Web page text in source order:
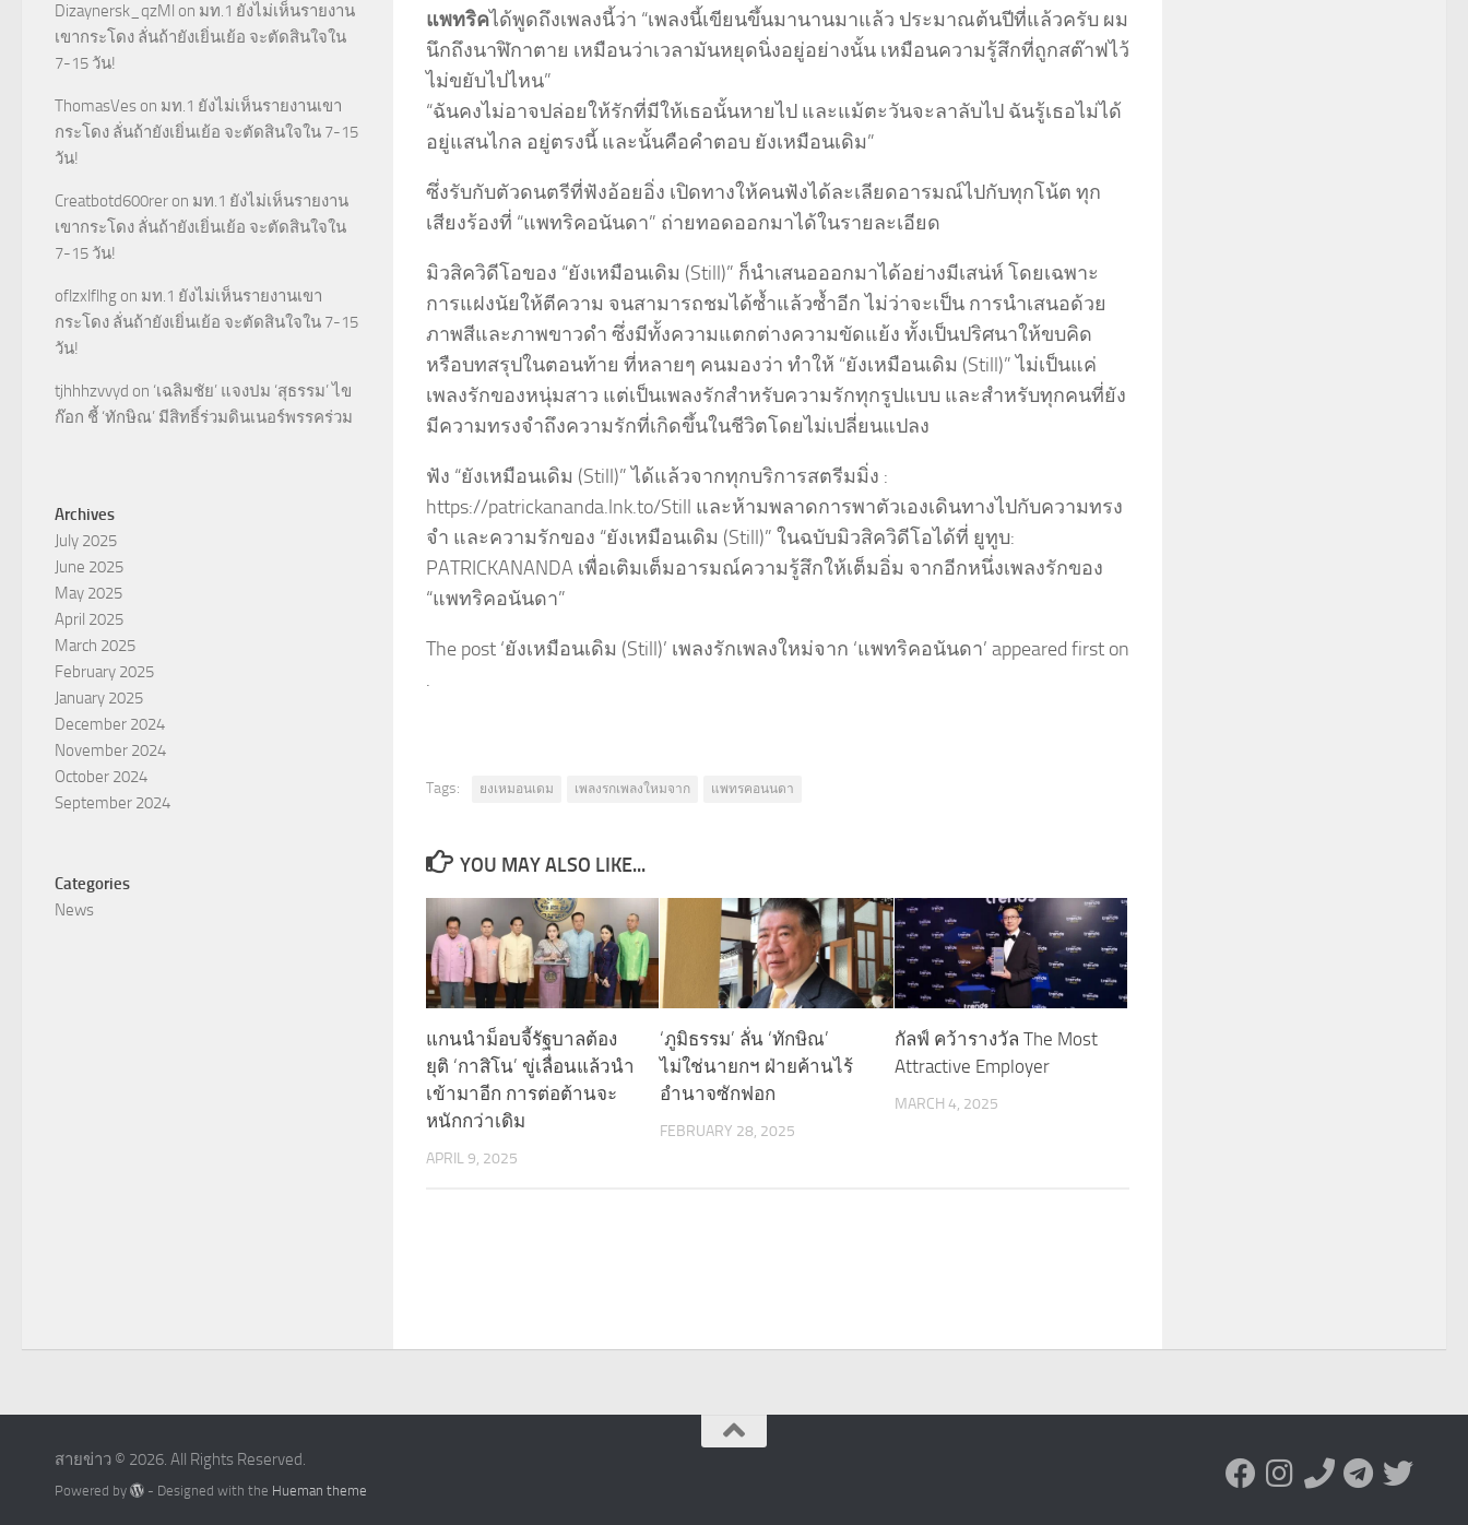
แพทริคได้พูดถึงเพลงนี้ว่า “เพลงนี้เขียนขึ้นมานานมาแล้ว ประมาณต้นปีที่แล้วครับ ผม
นึกถึงนาฬิกาตาย เหมือนว่าเวลามันหยุดนิ่งอยู่อย่างนั้น เหมือนความรู้สึกที่ถูกสต๊าฟไว้
ไม่ขยับไปไหน”
“ฉันคงไม่อาจปล่อยให้รักที่มีให้เธอนั้นหายไป และแม้ตะวันจะลาลับไป ฉันรู้เธอไม่ได้
อยู่แสนไกล อยู่ตรงนี้ และนั้นคือคำตอบ ยังเหมือนเดิม”
ซึ่งรับกับตัวดนตรีที่ฟังอ้อยอิ่ง เปิดทางให้คนฟังได้ละเลียดอารมณ์ไปกับทุกโน้ต ทุก
เสียงร้องที่ “แพทริคอนันดา” ถ่ายทอดออกมาได้ในรายละเอียด
มิวสิควิดีโอของ “ยังเหมือนเดิม (Still)” ก็นำเสนอออกมาได้อย่างมีเสน่ห์ โดยเฉพาะ
การแฝงนัยให้ตีความ จนสามารถชมได้ซ้ำแล้วซ้ำอีก ไม่ว่าจะเป็น การนำเสนอด้วย
ภาพสีและภาพขาวดำ ซึ่งมีทั้งความแตกต่างความขัดแย้ง ทั้งเป็นปริศนาให้ขบคิด
หรือบทสรุปในตอนท้าย ที่หลายๆ คนมองว่า ทำให้ “ยังเหมือนเดิม (Still)” ไม่เป็นแค่
เพลงรักของหนุ่มสาว แต่เป็นเพลงรักสำหรับความรักทุกรูปแบบ และสำหรับทุกคนที่ยัง
มีความทรงจำถึงความรักที่เกิดขึ้นในชีวิตโดยไม่เปลี่ยนแปลง
ฟัง “ยังเหมือนเดิม (Still)” ได้แล้วจากทุกบริการสตรีมมิ่ง :
https://patrickananda.lnk.to/Still และห้ามพลาดการพาตัวเองเดินทางไปกับความทรง
จำ และความรักของ “ยังเหมือนเดิม (Still)” ในฉบับมิวสิควิดีโอได้ที่ ยูทูบ:
PATRICKANANDA เพื่อเติมเต็มอารมณ์ความรู้สึกให้เต็มอิ่ม จากอีกหนึ่งเพลงรักของ
“แพทริคอนันดา”
The post ‘ยังเหมือนเดิม (Still)’ เพลงรักเพลงใหม่จาก ‘แพทริคอนันดา’ appeared first on
.
Tags: ยงเหมอนเดม เพลงรกเพลงใหมจาก แพทรคอนนดา
YOU MAY ALSO LIKE...
แกนนำม็อบจี้รัฐบาลต้อง
ยุติ ‘กาสิโน’ ขู่เลื่อนแล้วนำ
เข้ามาอีก การต่อต้านจะ
หนักกว่าเดิม
APRIL 9, 2025
‘ภูมิธรรม’ ลั่น ‘ทักษิณ’
ไม่ใช่นายกฯ ฝ่ายค้านไร้
อำนาจซักฟอก
FEBRUARY 28, 2025
กัลฟ์ คว้ารางวัล The Most
Attractive Employer
MARCH 4, 2025
Dizaynersk_qzMl on มท.1 ยังไม่เห็นรายงาน
เขากระโดง ลั่นถ้ายังเยิ่นเย้อ จะตัดสินใจใน
7-15 วัน!
ThomasVes on มท.1 ยังไม่เห็นรายงานเขา
กระโดง ลั่นถ้ายังเยิ่นเย้อ จะตัดสินใจใน 7-15
วัน!
Creatbotd600rer on มท.1 ยังไม่เห็นรายงาน
เขากระโดง ลั่นถ้ายังเยิ่นเย้อ จะตัดสินใจใน
7-15 วัน!
oflzxlflhg on มท.1 ยังไม่เห็นรายงานเขา
กระโดง ลั่นถ้ายังเยิ่นเย้อ จะตัดสินใจใน 7-15
วัน!
tjhhhzvvyd on ‘เฉลิมชัย’ แจงปม ‘สุธรรม’ ไข
ก๊อก ชี้ ‘ทักษิณ’ มีสิทธิ์ร่วมดินเนอร์พรรคร่วม
Archives
July 2025
June 2025
May 2025
April 2025
March 2025
February 2025
January 2025
December 2024
November 2024
October 2024
September 2024
Categories
News
สายข่าว © 2026. All Rights Reserved.
Powered by - Designed with the Hueman theme